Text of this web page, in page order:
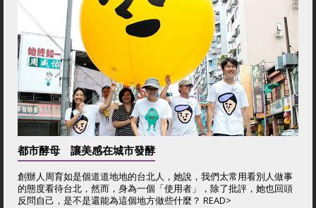
都市酵母 讓美感在城市發酵
創辦人周育如是個道道地地的台北人，她說，我們太常用看別人做事
的態度看待台北，然而，身為一個「使用者」，除了批評，她也回頭
反問自己，是不是還能為這個地方做些什麼？ READ>